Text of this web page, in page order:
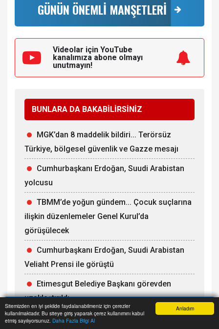
Anladım
Sitemizden en iyi şekilde faydalanabilmeniz için çerezler
kullanılmaktadır. Bu siteye giriş yaparak çerez kullanımını kabul
etmiş sayılıyorsunuz. Daha Fazla Bilgi Al
GÜNÜN ÖNEMLİ MANŞETLERİ
Videolar için YouTube
kanalımıza abone olmayı
unutmayın!
BUNLARA DA BAKABİLİRSİNİZ
MGK’dan 8 maddelik bildiri... Terörsüz
Türkiye, bölgesel güvenlik ve Gazze mesajı
Cumhurbaşkanı Erdoğan, Suudi Arabistan
yolcusu
TBMM’de yoğun gündem... Çocuk suçlarına
ilişkin düzenlemeler Genel Kurul’da
görüşülecek
Cumhurbaşkanı Erdoğan, Suudi Arabistan
Veliaht Prensi ile görüştü
Etimesgut Belediye Başkanı görevden
uzaklaştırıldı
Anasayfa Yazarlar Haber Ara İhbar Hattı Menu